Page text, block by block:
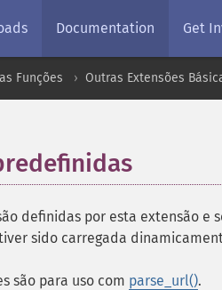
Documentation Get
Funções Outras Extensões
definidas por esta extensão
sido carregada
são para uso com parse_url().